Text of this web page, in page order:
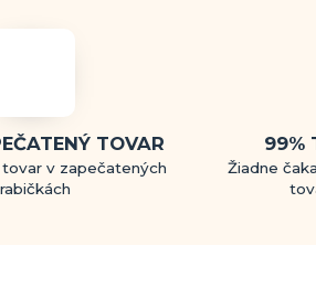
TOVAR
tovar v zapečatených
99%
Žiadne